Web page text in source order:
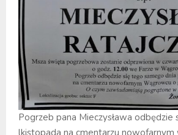
Pogrzeb pana Mieczysława
lkistopada na cmentarzu